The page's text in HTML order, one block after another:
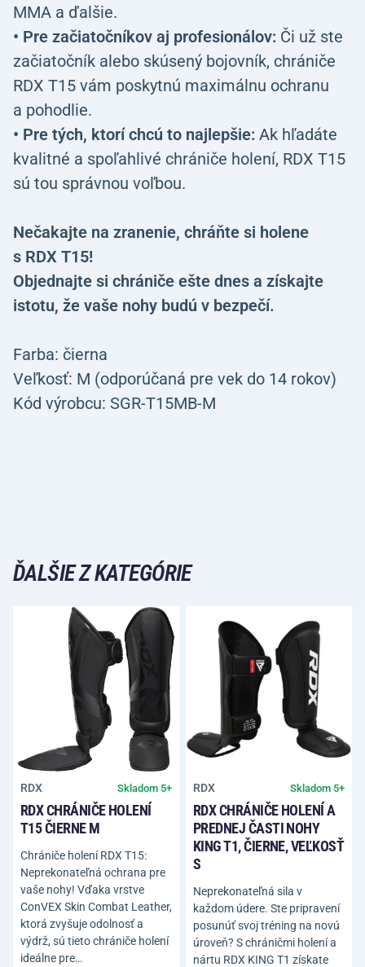
MMA a ďalšie.
• Pre začiatočníkov aj profesionálov: Či už ste
začiatočník alebo skúsený bojovník, chrániče
RDX T15 vám poskytnú maximálnu ochranu
a pohodlie.
• Pre tých, ktorí chcú to najlepšie: Ak hľadáte
kvalitné a spoľahlivé chrániče holení, RDX T15
sú tou správnou voľbou.
Nečakajte na zranenie, chráňte si holene
s RDX T15!
Objednajte si chrániče ešte dnes a získajte
istotu, že vaše nohy budú v bezpečí.
Farba: čierna
Veľkosť: M (odporúčaná pre vek do 14 rokov)
Kód výrobcu: SGR-T15MB-M
ĎALŠIE Z KATEGÓRIE
RDX Skladom 5+
RDX CHRÁNIČE HOLENÍ
T15 ČIERNE M
Chrániče holení RDX T15:
Neprekonateľná ochrana pre
vaše nohy! Vďaka vrstve
ConVEX Skin Combat Leather,
ktorá zvyšuje odolnosť a
výdrž, sú tieto chrániče holení
ideálne pre…
RDX Skladom 5+
RDX CHRÁNIČE HOLENÍ A
PREDNEJ ČASTI NOHY
KING T1, ČIERNE, VEĽKOSŤ
S
Neprekonateľná sila v
každom údere. Ste pripravení
posunúť svoj tréning na novú
úroveň? S chráničmi holení a
nártu RDX KING T1 získate